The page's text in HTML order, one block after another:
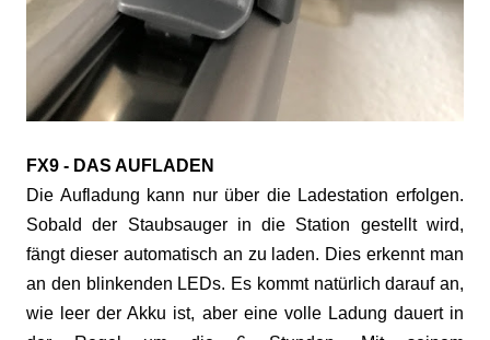
FX9 - DAS AUFLADEN
Die Aufladung kann nur über die Ladestation erfolgen.
Sobald der Staubsauger in die Station gestellt wird,
fängt dieser automatisch an zu laden. Dies erkennt man
an den blinkenden LEDs. Es kommt natürlich darauf an,
wie leer der Akku ist, aber eine volle Ladung dauert in